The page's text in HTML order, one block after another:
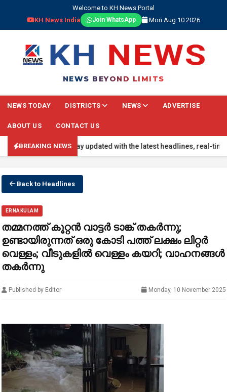
Welcome to KH News Portal
KH News India
Join WhatsApp Mon Aug 10 2026
NEWS BEYOND LIMITS
NEWS TODAY DISTRICTS NEWS ADVERTISE
ABOUT US CONTACT US
BREAKING NEWS
NEWS: Stay updated with the latest headlines, real-
Back to Headlines
ERNAKULAM
തമ്മനത്ത് കൂറ്റന്‍ വാട്ടര്‍ ടാങ്ക് തകര്‍ന്നു;
ഉണ്ടായിരുന്നത് ഒരു കോടി പത്ത് ലക്ഷം ലിറ്റര്‍
വെള്ളം; വീടുകളില്‍ വെള്ളം കയറി; വാഹനങ്ങള്‍
തകര്‍ന്നു
Published by Editor Monday, 10 November 2025